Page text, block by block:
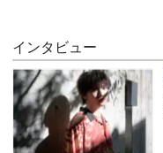
インタビュー